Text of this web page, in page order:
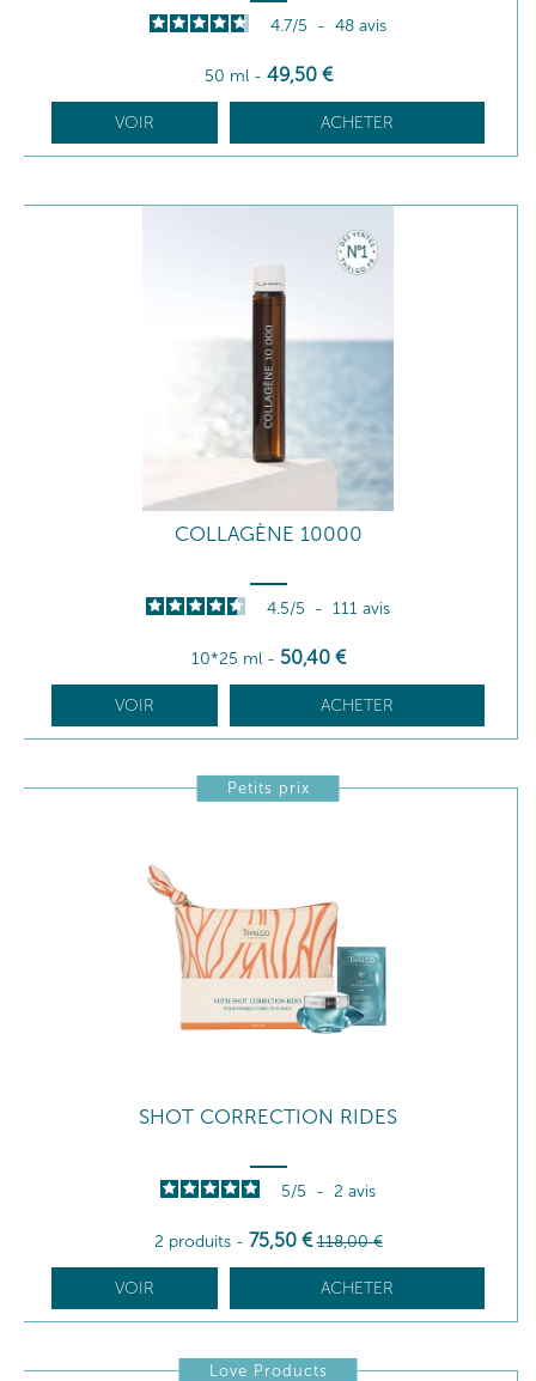
4.7/5 - 48 avis
50 ml - 49,50 €
VOIR ACHETER
COLLAGÈNE 10000
4.5/5 - 111 avis
10*25 ml - 50,40 €
VOIR ACHETER
Petits prix
SHOT CORRECTION RIDES
5/5 - 2 avis
2 produits - 75,50 € 118,00 €
VOIR ACHETER
Love Products